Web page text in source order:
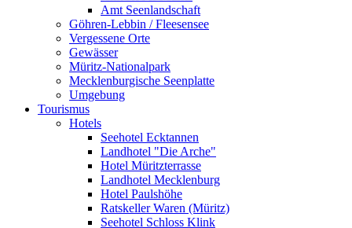
Amt Seenlandschaft
Göhren-Lebbin / Fleesensee
Vergessene Orte
Gewässer
Müritz-Nationalpark
Mecklenburgische Seenplatte
Umgebung
Tourismus
Hotels
Seehotel Ecktannen
Landhotel "Die Arche"
Hotel Müritzterrasse
Landhotel Mecklenburg
Hotel Paulshöhe
Ratskeller Waren (Müritz)
Seehotel Schloss Klink